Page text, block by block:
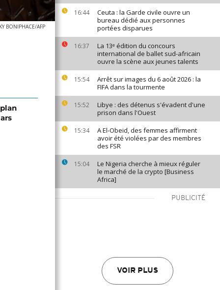
16:44
Ceuta : la Garde civile ouvre un
bureau dédié aux personnes
portées disparues
16:37
La 13ᵉ édition du concours
international de ballet sud-africain
ouvre la scène aux jeunes talents
15:54
Arrêt sur images du 6 août 2026 : la
FIFA dans la tourmente
15:52
Libye : des détenus s'évadent d'une
prison dans l'Ouest
15:34
A El-Obeid, des femmes affirment
avoir été violées par des membres
des FSR
15:04
Le Nigeria cherche à mieux réguler
le marché de la crypto [Business
Africa]
PUBLICITÉ
VOIR PLUS
BONIPHACE/AFP